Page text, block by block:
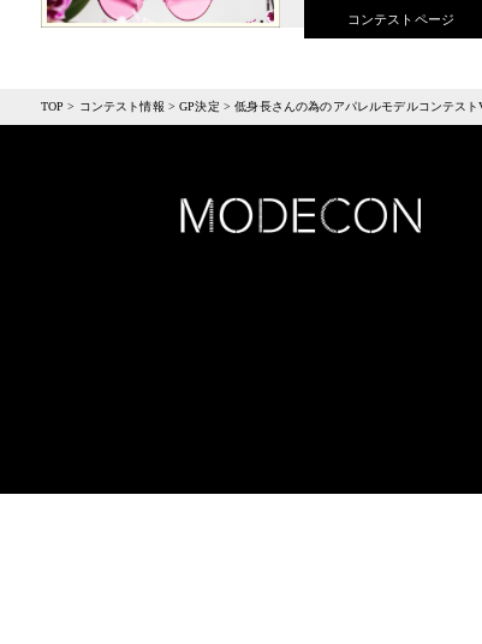
コンテストページ
TOP > コンテスト情報 >GP決定 >低身長さんの為のアパレルモデルコンテスト